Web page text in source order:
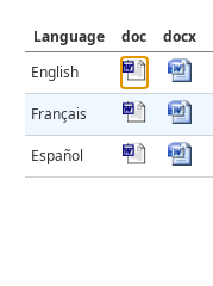
Language doc docx
English
Français
Español